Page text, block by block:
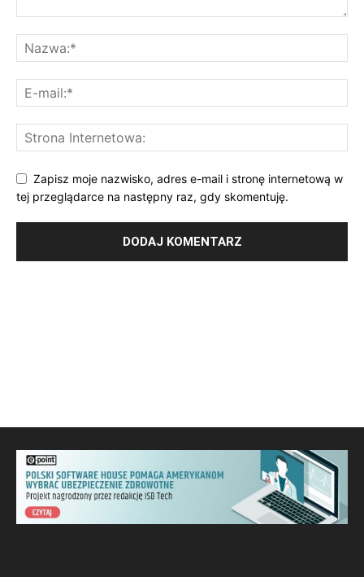
Zapisz moje nazwisko, adres e-mail i stronę internetową w
tej przeglądarce na następny raz, gdy skomentuję.